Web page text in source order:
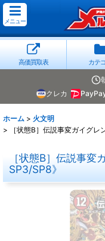
メニュー
高価買取表 カテ
クレカ
ホーム > 火文明
>
［状態B］伝説事変ガイグ
［状態B］伝説事
SP3/SP8》